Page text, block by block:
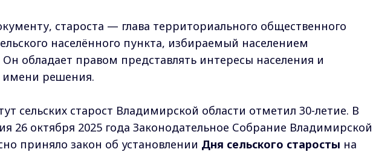
староста — глава территориального общественного
населённого пункта, избираемый населением
обладает правом представлять интересы населения и
имени решения.
сельских старост Владимирской области отметил 30-летие. В
26 октября 2025 года Законодательное Собрание Владимирской
приняло закон об установлении Дня сельского старосты на